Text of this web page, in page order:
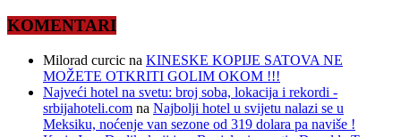
KOMENTARI
Milorad curcic na KINESKE KOPIJE SATOVA NE
MOŽETE OTKRITI GOLIM OKOM !!!
Najveći hotel na svetu: broj soba, lokacija i rekordi -
srbijahoteli.com na Najbolji hotel u svijetu nalazi se u
Meksiku, noćenje van sezone od 319 dolara pa naviše !